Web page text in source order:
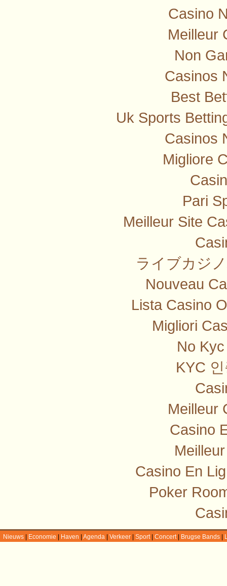
Casino
Meilleur
Non
Casinos
Best
Uk Sports
Casinos
Migliore
Pari
Meilleur Site
ライブカジ
Nouveau
Lista Casino
Migliori
No
KYC
Meilleur
Casino
Casino En
Poker
Nieuws Economie Haven Agenda Verkeer Sport| Concert| Brugse Bands